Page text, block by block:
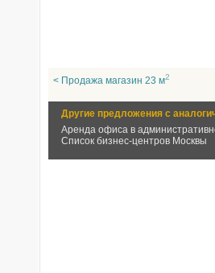
< Продажа магазин 23 м2
Другие предложения с
Аренда офиса в
Список бизнес-центров Москвы